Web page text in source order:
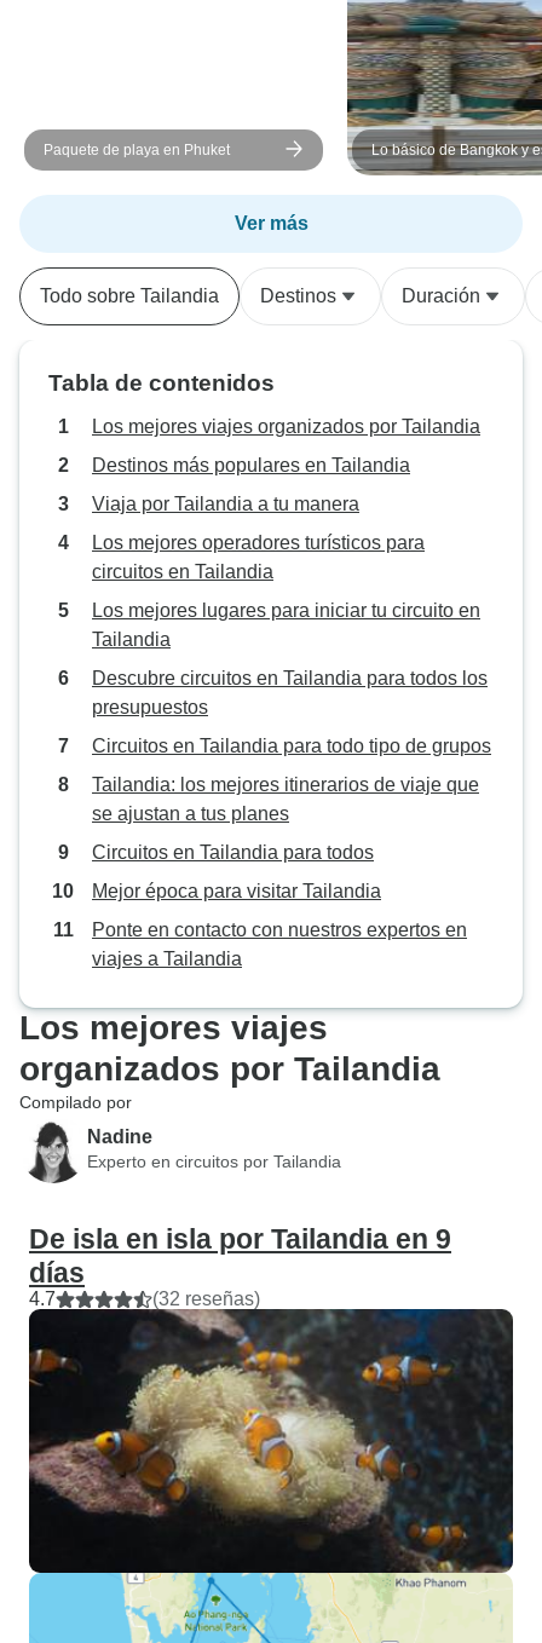
Paquete de playa en Phuket
Lo básico de Bangkok y
a la playa de Phuket,
grupo pequeño
Ver más
Todo sobre Tailandia Destinos Duración
Tabla de contenidos
Los mejores viajes organizados por Tailandia
Destinos más populares en Tailandia
Viaja por Tailandia a tu manera
Los mejores operadores turísticos para
circuitos en Tailandia
Los mejores lugares para iniciar tu circuito en
Tailandia
Descubre circuitos en Tailandia para todos los
presupuestos
Circuitos en Tailandia para todo tipo de grupos
Tailandia: los mejores itinerarios de viaje que
se ajustan a tus planes
Circuitos en Tailandia para todos
Mejor época para visitar Tailandia
Ponte en contacto con nuestros expertos en
viajes a Tailandia
Los mejores viajes
organizados por Tailandia
Compilado por
Nadine
Experto en circuitos por Tailandia
De isla en isla por Tailandia en 9
días
4.7 (32 reseñas)